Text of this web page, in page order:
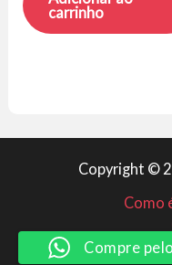
carrinho
Copyright ©
Como
Compre